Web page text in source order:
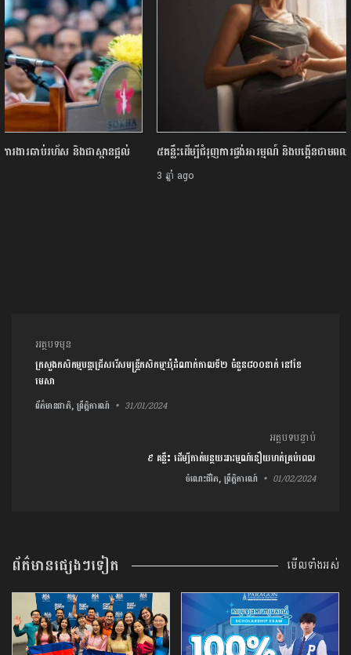
៥គន្លឹះដើម្បីជំរុញការផ្ចង់អារម្មណ៍ និងបង្កើនថាមពលដោយវិធីសាមញ្ញៗ
ការ​នាំទិស​ប្រកាស
អត្ថបទមុន
ក្រសួងកសិកម្មបន្តជ្រើសរើស​មន្រ្តីកសិកម្មឃុំ​ដំណាក់កាលទី២ ចំនួន៨០០នាក់​ នៅខែ
មេសា
ព័ត៌មានជាតិ, ព្រឹត្តិការណ៍ 31/01/2024
អត្ថបទបន្ទាប់
៩ គន្លឹះ ដើម្បីកាត់បន្ថយអារម្មណ៍នឿយហត់គ្រប់ពេល
ចំណេះជីវិត, ព្រឹត្តិការណ៍ 01/02/2024
ព័ត៌មានផ្សេងៗទៀត មើលទាំងអស់